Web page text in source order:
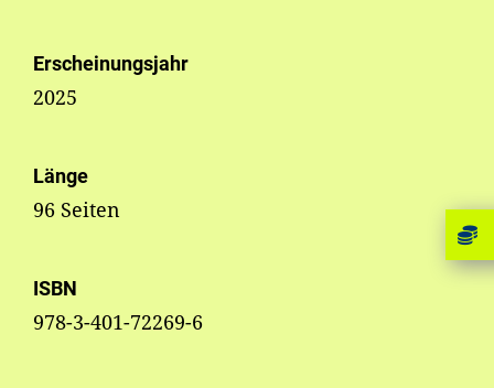
Erscheinungsjahr
2025
Länge
96 Seiten
ISBN
978-3-401-72269-6